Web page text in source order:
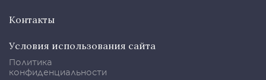
Контакты
Условия использования сайта
Политика
конфиденциальности